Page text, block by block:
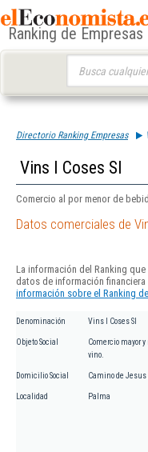
Ranking de Empresas
Directorio Ranking Empresas
Vins I Coses Sl
Comercio al por menor de
Datos comerciales de
La información del Ranking
datos de información financiera
información sobre el Ranking
Denominación Vins I Coses Sl
Objeto Social
Comercio mayor
vino.
Domicilio Social Camino de Jesus
Localidad Palma